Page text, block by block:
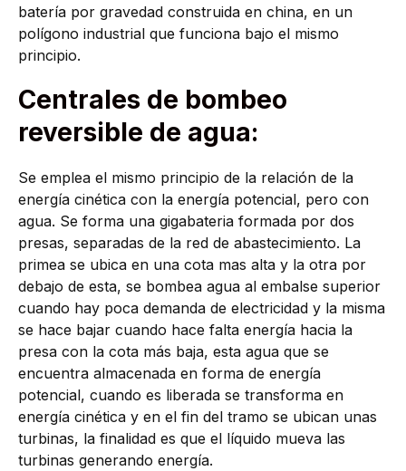
batería por gravedad construida en china, en un
polígono industrial que funciona bajo el mismo
principio.
Centrales de bombeo
reversible de agua:
Se emplea el mismo principio de la relación de la
energía cinética con la energía potencial, pero con
agua. Se forma una gigabateria formada por dos
presas, separadas de la red de abastecimiento. La
primea se ubica en una cota mas alta y la otra por
debajo de esta, se bombea agua al embalse superior
cuando hay poca demanda de electricidad y la misma
se hace bajar cuando hace falta energía hacia la
presa con la cota más baja, esta agua que se
encuentra almacenada en forma de energía
potencial, cuando es liberada se transforma en
energía cinética y en el fin del tramo se ubican unas
turbinas, la finalidad es que el líquido mueva las
turbinas generando energía.